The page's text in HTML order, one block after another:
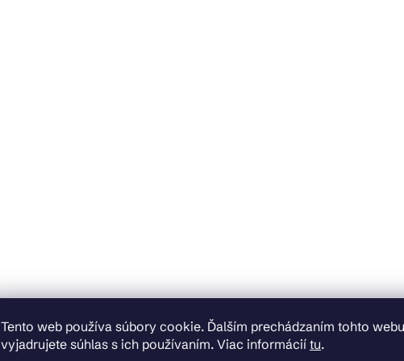
Tento web používa súbory cookie. Ďalším prechádzaním tohto webu
vyjadrujete súhlas s ich používaním. Viac informácií tu.